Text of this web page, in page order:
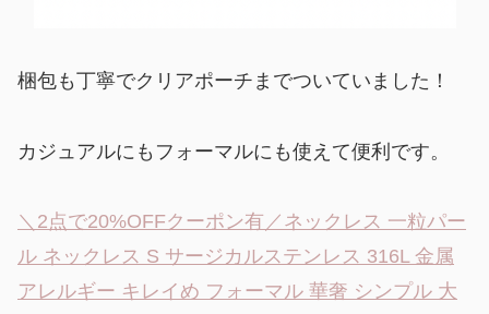
梱包も丁寧でクリアポーチまでついていました！
カジュアルにもフォーマルにも使えて便利です。
＼2点で20%OFFクーポン有／ネックレス 一粒パー
ル ネックレス S サージカルステンレス 316L 金属
アレルギー キレイめ フォーマル 華奢 シンプル 大